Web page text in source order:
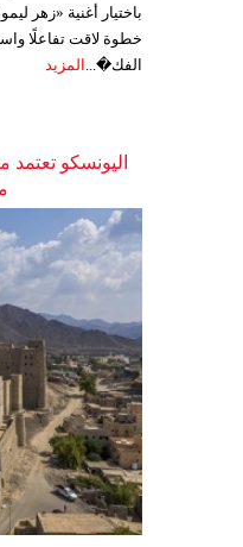
باختيار أغنية «زهر
خطوة لاقت تفاعلًا
الفك�... المزيد
اليونسكو